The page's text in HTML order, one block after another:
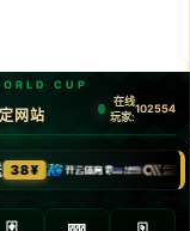
洁录综艺 与
次元合作.
2026-07-09 内容来